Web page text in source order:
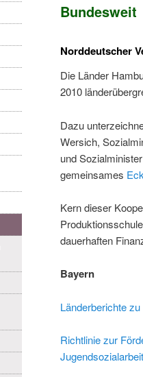
Bundesweit
Norddeutscher
Die Länder
2010
Dazu
Wersich,
und
gemeinsames
Kern dieser
dauerhaften
Bayern
Länderberichte
Richtlinie zur